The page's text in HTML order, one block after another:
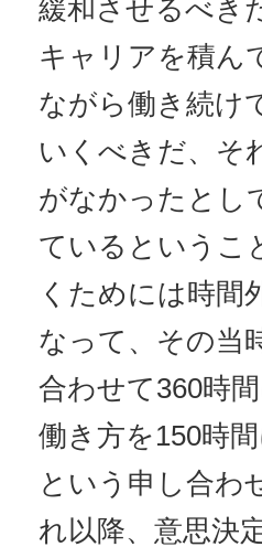
緩和させるべき
キャリアを積ん
ながら働き続け
いくべきだ、そ
がなかったとし
ているというこ
くためには時間
なって、その当
合わせて360時
働き方を150時
という申し合わ
れ以降、意思決